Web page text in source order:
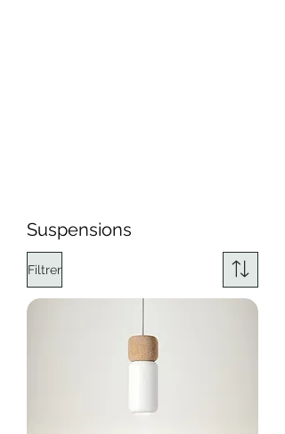
Suspensions
Filtrer